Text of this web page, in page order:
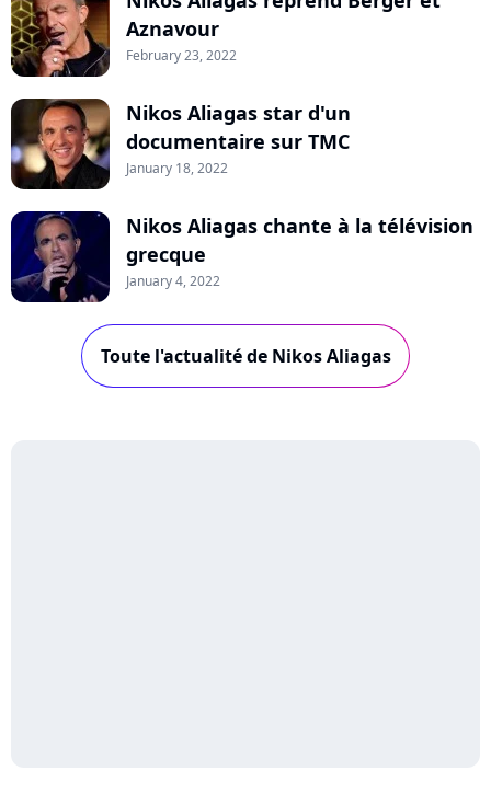
Aznavour
February 23, 2022
Nikos Aliagas star d'un
documentaire sur TMC
January 18, 2022
Nikos Aliagas chante à la télévision
grecque
January 4, 2022
Toute l'actualité de Nikos Aliagas